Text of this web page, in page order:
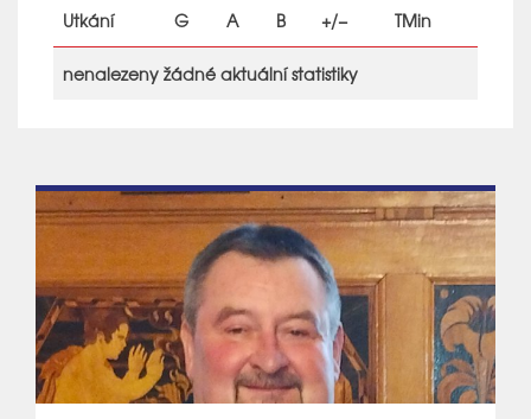
Utkání G A B +/− TMin
nenalezeny žádné aktuální statistiky